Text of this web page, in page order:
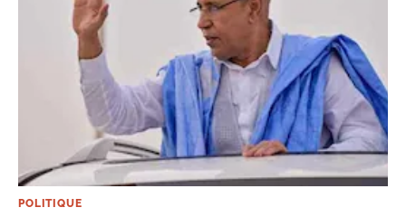
POLITIQUE